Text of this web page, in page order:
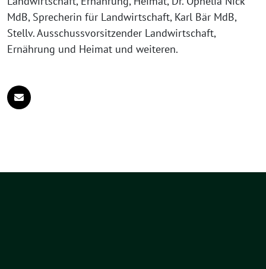
MdB, Sprecherin für Landwirtschaft, Karl Bär MdB,
Stellv. Ausschussvorsitzender Landwirtschaft,
Ernährung und Heimat und weiteren.